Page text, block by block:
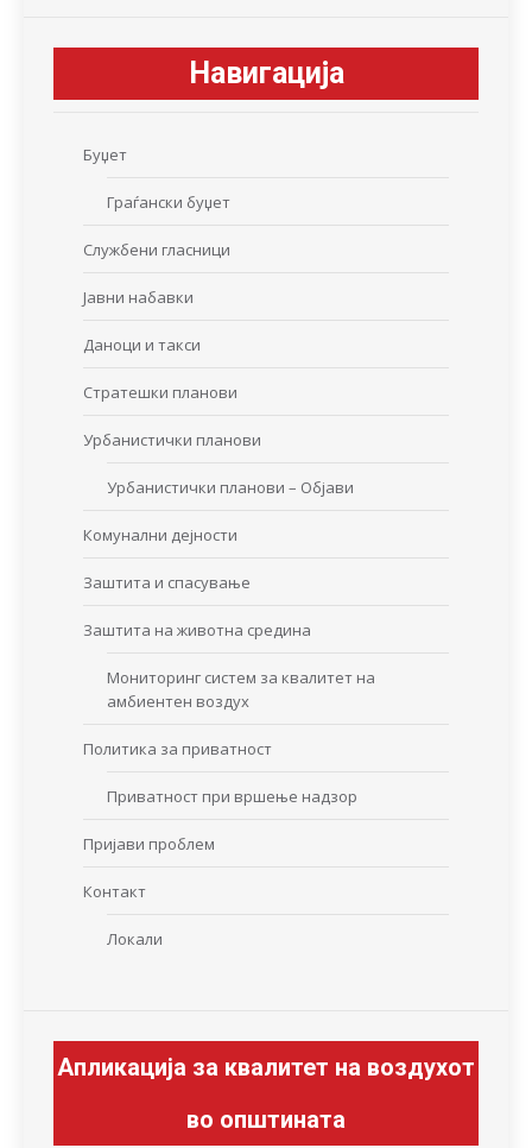
Навигација
Буџет
Граѓански буџет
Службени гласници
Јавни набавки
Даноци и такси
Стратешки планови
Урбанистички планови
Урбанистички планови – Објави
Комунални дејности
Заштита и спасување
Заштита на животна средина
Мониторинг систем за квалитет на
амбиентен воздух
Политика за приватност
Приватност при вршење надзор
Пријави проблем
Контакт
Локали
Апликација за квалитет на воздухот
во општината